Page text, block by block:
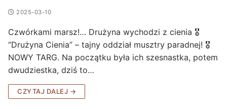
2025-03-10
Czwórkami marsz!… Drużyna wychodzi z cienia 🎖
“Drużyna Cienia” – tajny oddział musztry paradnej! 🎖
NOWY TARG. Na początku była ich szesnastka, potem
dwudziestka, dziś to…
CZYTAJ DALEJ →